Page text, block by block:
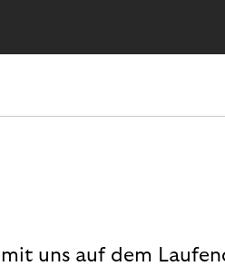
uns auf dem